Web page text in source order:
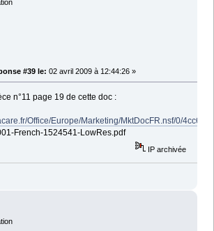
#39 le: 02 avril 2009 à 12:44:26 »
n°11 page 19 de cette doc :
Office/Europe/Marketing/MktDocFR.nsf/0/
French-1524541-LowRes.pdf
IP archivée